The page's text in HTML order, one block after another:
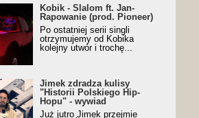
- Slalom ft. Jan-
(prod. Pioneer)
Music Visualiser]
Kobik - Slalom ft. Jan-
Rapowanie (prod. Pioneer)
Po ostatniej serii singli
otrzymujemy od Kobika
kolejny utwór i trochę...
zdradza kulisy "Historii
Hip-Hopu" - wywiad
Jimek zdradza kulisy
"Historii Polskiego Hip-
Hopu" - wywiad
Już jutro Jimek przejmie